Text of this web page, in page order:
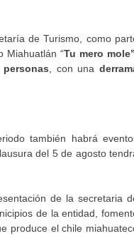
de Turismo, como
Miahuatlán “Tu mero mole”
, con una
también habrá
del 5 de agosto
de la secretaria
de la entidad,
produce el chile